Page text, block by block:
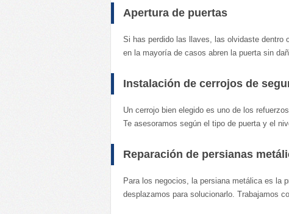
Apertura de puertas
Si has perdido las llaves, las olvidaste dentro
en la mayoría de casos abren la puerta sin
Instalación de cerrojos de
Un cerrojo bien elegido es uno de los
Te asesoramos según el tipo de puerta y el
Reparación de persianas
Para los negocios, la persiana metálica es la
desplazamos para solucionarlo. Trabajamos